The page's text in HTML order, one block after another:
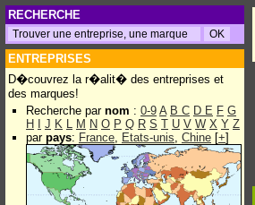
RECHERCHE
ENTREPRISES
D�couvrez la r�alit� des entreprises et
des marques!
Recherche par nom : 0-9 A B C D E F G
H
J K L M N O P Q R S T U V W X Y Z
par pays: France, Etats-unis, Chine [+]